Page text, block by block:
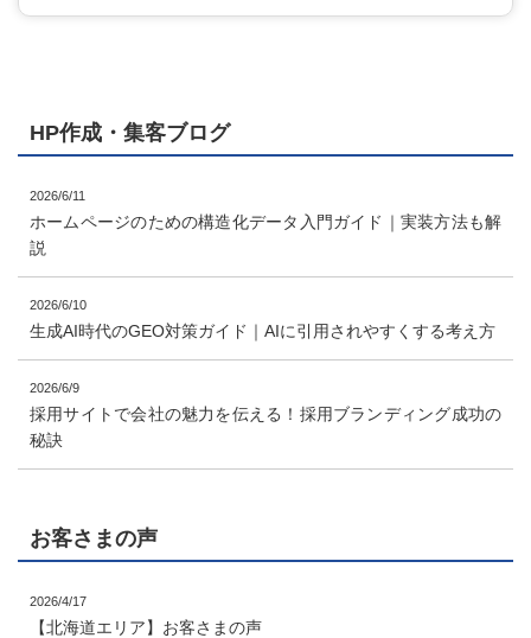
HP作成・集客ブログ
2026/6/11
ホームページのための構造化データ入門ガイド｜実装方法も解
説
2026/6/10
生成AI時代のGEO対策ガイド｜AIに引用されやすくする考え方
2026/6/9
採用サイトで会社の魅力を伝える！採用ブランディング成功の
秘訣
お客さまの声
2026/4/17
【北海道エリア】お客さまの声